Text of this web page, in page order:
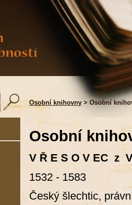
Osobní knihovny > Osobní
Osobní
V Ř E S O V EC z
1532 - 1583
Český šlechtic,